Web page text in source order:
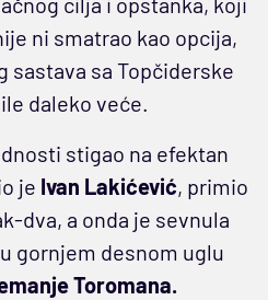
ni smatrao kao opcija,
sastava sa Topčiderske
daleko veće.
stigao na efektan
je Ivan Lakićević, primio
dva, a onda je sevnula
gornjem desnom uglu
Toromana.